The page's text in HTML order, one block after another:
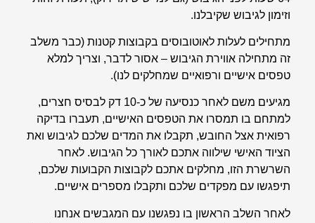
וזימון לגיבוש שקיבלנו.
מתחילים לעלות לאוטובוסים בקבוצות קטנות (כבר משלב
זה מתחילה אווירת הגיבוש – אסור לדבר, וצריך למלא
טפסים אישיים ורפואיים שמחלקים לנו).
מגיעים משם לאחר כנסיעה של כ-10 דק לבסיס חצרים,
למתחם בו תמסרו את הטפסים האישיים, תעברו בדיקה
רפואית אצל החובש, תקבלו את המדים שלכם לגיבוש ואת
הציוד האישי שילווה אתכם לאורך כל הגיבוש. לאחר
השרשרת הזו, מחלקים אתכם לקבוצות הקבועות שלכם,
תיפגשו עם מפקדים שלכם ותקבלו מספרים אישיים.
לאחר השלב הראשון בו נפגשנו עם המגבשים אנחנו